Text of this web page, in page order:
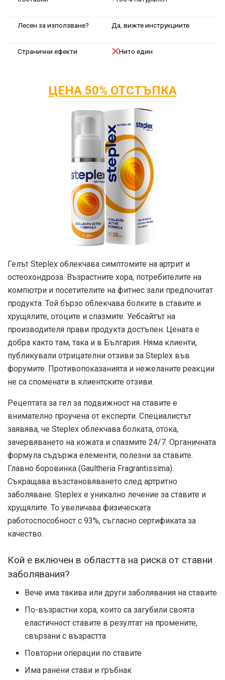
Лесен за използване? Да, вижте инструкциите
Странични ефекти Нито един
ЦЕНА 50% ОТСТЪПКА
Гелът Steplex облекчава симптомите на артрит и
остеохондроза. Възрастните хора, потребителите на
компютри и посетителите на фитнес зали предпочитат
продукта. Той бързо облекчава болките в ставите и
хрущялите, отоците и спазмите. Уебсайтът на
производителя прави продукта достъпен. Цената е
добра както там, така и в България. Няма клиенти,
публикували отрицателни отзиви за Steplex във
форумите. Противопоказанията и нежеланите реакции
не са споменати в клиентските отзиви.
Рецептата за гел за подвижност на ставите е
внимателно проучена от експерти. Специалистът
заявява, че Steplex облекчава болката, отока,
зачервяването на кожата и спазмите 24/7. Органичната
формула съдържа елементи, полезни за ставите.
Главно боровинка (Gaultheria Fragrantissima).
Съкращава възстановяването след артритно
заболяване. Steplex е уникално лечение за ставите и
хрущялите. То увеличава физическата
работоспособност с 93%, съгласно сертификата за
качество.
Кой е включен в областта на риска от ставни
заболявания?
Вече има такива или други заболявания на ставите
По-възрастни хора, които са загубили своята
еластичност ставите в резултат на промените,
свързани с възрастта
Повторни операции по ставите
Има ранени стави и гръбнак